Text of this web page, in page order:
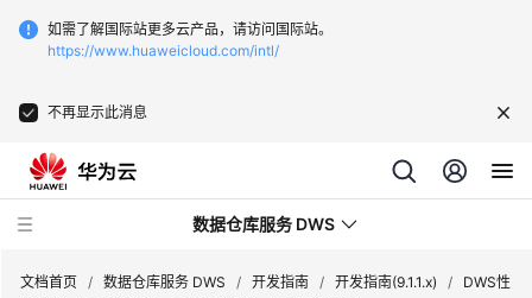
如需了解国际站更多云产品，请访问国际站。
https://www.huaweicloud.com/intl/
不再显示此消息
数据仓库服务 DWS
文档首页 / 数据仓库服务 DWS / 开发指南 / 开发指南(9.1.1.x) /
DWS性